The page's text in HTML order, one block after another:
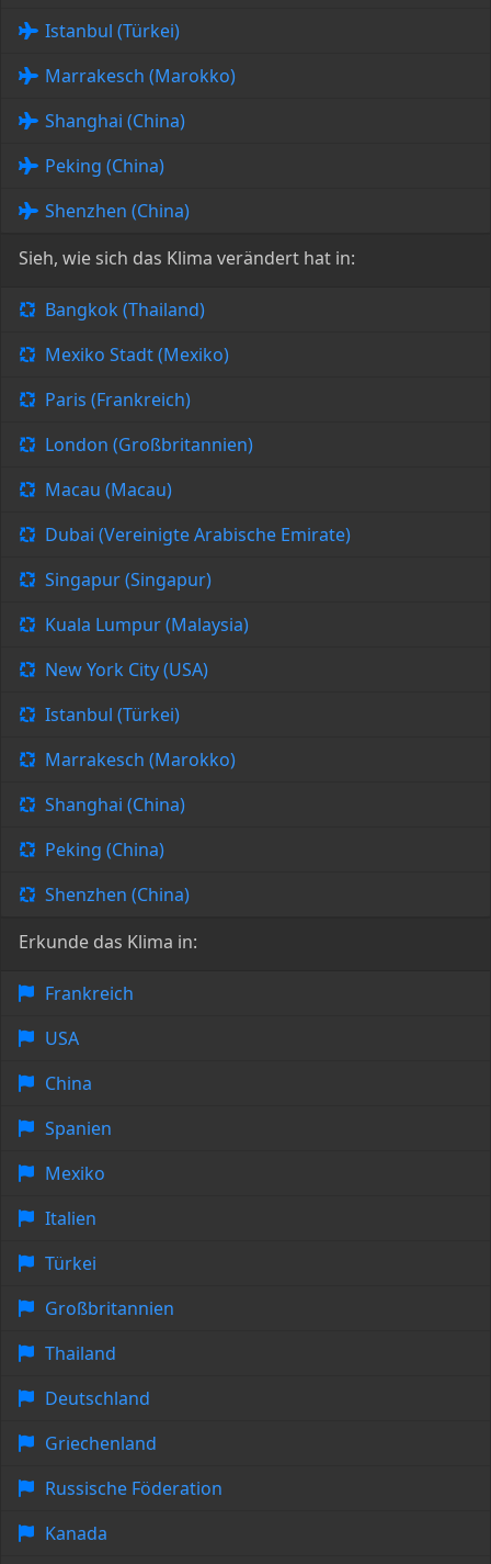
Istanbul (Türkei)
Marrakesch (Marokko)
Shanghai (China)
Peking (China)
Shenzhen (China)
Sieh, wie sich das Klima verändert hat in:
Bangkok (Thailand)
Mexiko Stadt (Mexiko)
Paris (Frankreich)
London (Großbritannien)
Macau (Macau)
Dubai (Vereinigte Arabische Emirate)
Singapur (Singapur)
Kuala Lumpur (Malaysia)
New York City (USA)
Istanbul (Türkei)
Marrakesch (Marokko)
Shanghai (China)
Peking (China)
Shenzhen (China)
Erkunde das Klima in:
Frankreich
USA
China
Spanien
Mexiko
Italien
Türkei
Großbritannien
Thailand
Deutschland
Griechenland
Russische Föderation
Kanada